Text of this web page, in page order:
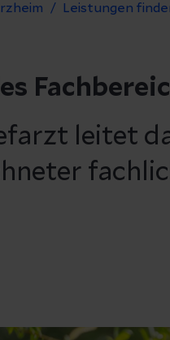
Leistungen
leitet